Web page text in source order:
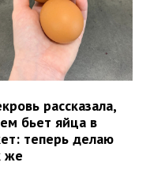
рассказала,
бьет яйца в
теперь делаю
же